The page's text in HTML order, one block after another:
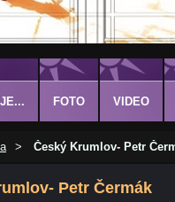
> Český Krumlov- Petr
Petr Čermák
FOTO VIDEO